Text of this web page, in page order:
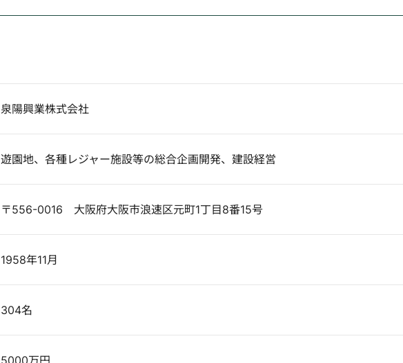
泉陽興業株式会社
遊園地、各種レジャー施設等の総合企画開発、建設経営
〒556-0016 大阪府大阪市浪速区元町1丁目8番15号
1958年11月
304名
5000万円